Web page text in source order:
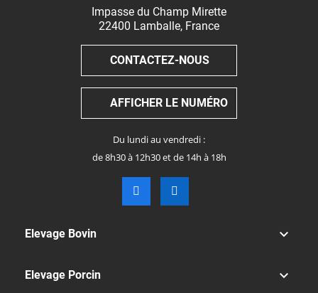
Impasse du Champ Mirette
22400 Lamballe, France
CONTACTEZ-NOUS
AFFICHER LE NUMÉRO
Du lundi au vendredi :
de 8h30 à 12h30 et de 14h à 18h
Elevage Bovin 
Elevage Porcin 